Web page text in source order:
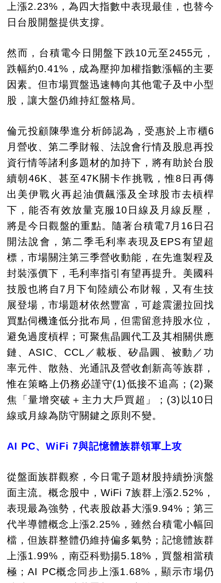
上漲2.23%，為四大指數中表現最佳，也替今
日台股開盤提供支撐。
然而，台積電今日開盤下跌10元至2455元，
跌幅約0.41%，成為壓抑加權指數漲幅的主要
因素。但市場買盤迅速轉向其他電子及中小型
股，讓大盤仍維持紅盤格局。
倫元投顧陳學進分析師認為，受惠於上市櫃6
月營收、第二季財報、法說會行情及股息再投
資行情等諸利多題材的加持下，將有助於台股
續朝46K、甚至47K關卡作挑戰，惟8日再傳
出美伊戰火再起油價飆漲及全球股市去槓桿
下，能否有效放量克服10日線及月線反壓，
將是今日觀盤的重點。隨著台積電7月16日召
開法說會，第二季毛利率表現及EPS有望超
標，市場關注第三季營收動能，在先進製程及
封裝漲價下，毛利率指引有望再提升。美國科
技股也將自7月下旬陸續公布財報，又有生技
展登場，市場題材依然豐富，可趁震盪拉回找
買點伺機逢低分批布局，但需留意持股水位，
避免過度槓桿；可聚焦晶圓代工及其相關供應
鏈、ASIC、CCL／載板、矽晶圓、被動／功
率元件、散熱、光通訊及營收創新高等族群，
惟在策略上仍務必謹守(1)低接不追高；(2)聚
焦「量增突破＋主力大戶買超」；(3)以10日
線或月線為防守關鍵之原則不變。
AI PC、WiFi 7與記憶體族群領軍上攻
從盤面族群觀察，今日電子題材股持續扮演盤
面主流。概念股中，WiFi 7族群上漲2.52%，
表現最為強勢，代表股啟碁大漲9.94%；第三
代半導體概念上漲2.25%，雖然台積電小幅回
檔，但族群整體仍維持偏多氣勢；記憶體族群
上漲1.99%，南亞科勁揚5.18%，買盤相當積
極；AI PC概念同步上漲1.68%，顯示市場仍